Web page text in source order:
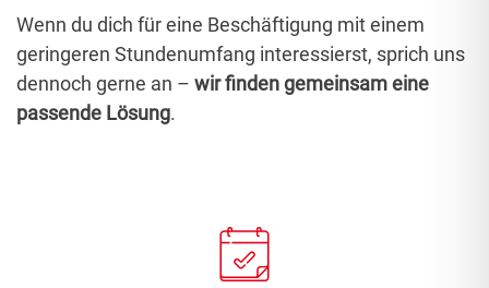
Wenn du dich für eine Beschäftigung mit einem
geringeren Stundenumfang interessierst, sprich uns
dennoch gerne an – wir finden gemeinsam eine
passende Lösung.